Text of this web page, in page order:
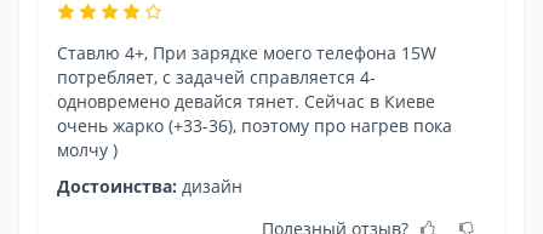
Ставлю 4+, При зарядке моего телефона 15W
потребляет, с задачей справляется 4-
одновремено девайся тянет. Сейчас в Киеве
очень жарко (+33-36), поэтому про нагрев пока
молчу )
Достоинства: дизайн
Полезный отзыв?